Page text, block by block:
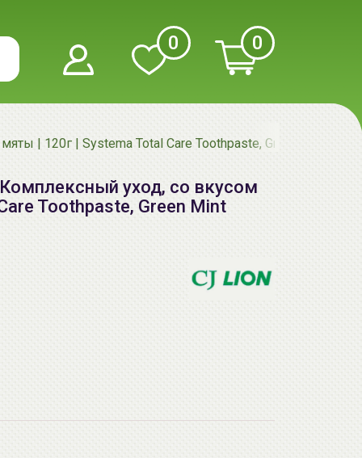
0 0
| 120г | Systema Total Care Toothpaste, Green Mint
уход, со вкусом
Toothpaste, Green Mint